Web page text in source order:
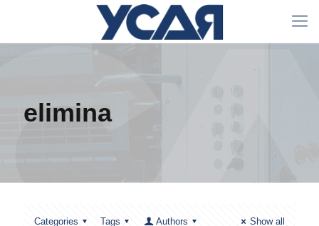
elimina
Categories Tags Authors Show all